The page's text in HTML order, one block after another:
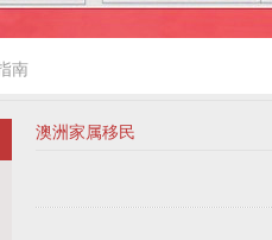
南
澳洲家属移民